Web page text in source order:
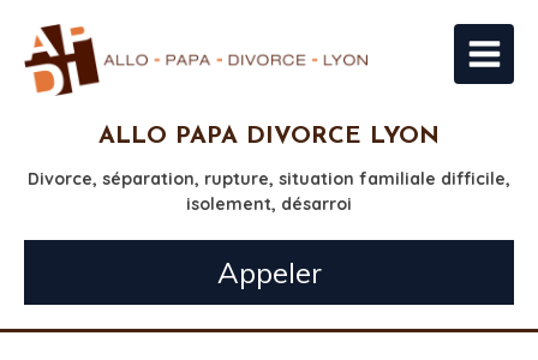
ALLO PAPA DIVORCE LYON
Divorce, séparation, rupture, situation familiale difficile,
isolement, désarroi
Appeler